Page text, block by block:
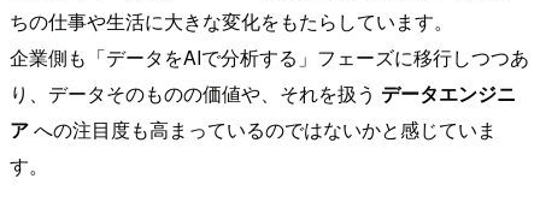
ちの仕事や生活に大きな変化をもたらしています。
企業側も「データをAIで分析する」フェーズに移行しつつあ
り、データそのものの価値や、それを扱う データエンジニ
アへの注目度も高まっているのではないかと感じていま
す。